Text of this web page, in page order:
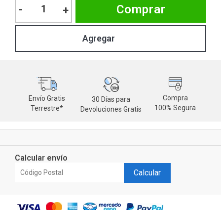
- + Comprar
Envío Gratis
Terrestre*
30 Días para
Devoluciones Gratis
Compra
100% Segura
Calcular envío
Calcular